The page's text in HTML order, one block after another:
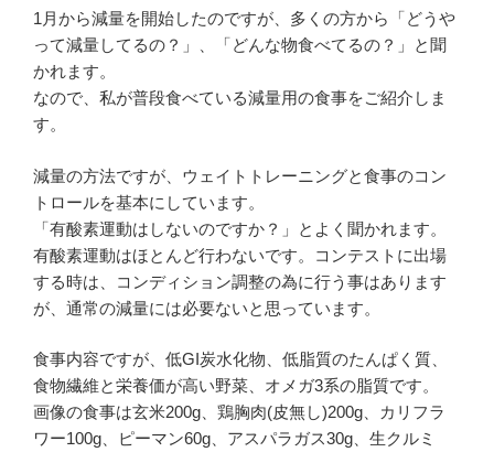
1月から減量を開始したのですが、多くの方から「どうや
って減量してるの？」、「どんな物食べてるの？」と聞
かれます。
なので、私が普段食べている減量用の食事をご紹介しま
す。
減量の方法ですが、ウェイトトレーニングと食事のコン
トロールを基本にしています。
「有酸素運動はしないのですか？」とよく聞かれます。
有酸素運動はほとんど行わないです。コンテストに出場
する時は、コンディション調整の為に行う事はあります
が、通常の減量には必要ないと思っています。
食事内容ですが、低GI炭水化物、低脂質のたんぱく質、
食物繊維と栄養価が高い野菜、オメガ3系の脂質です。
画像の食事は玄米200g、鶏胸肉(皮無し)200g、カリフラ
ワー100g、ピーマン60g、アスパラガス30g、生クルミ